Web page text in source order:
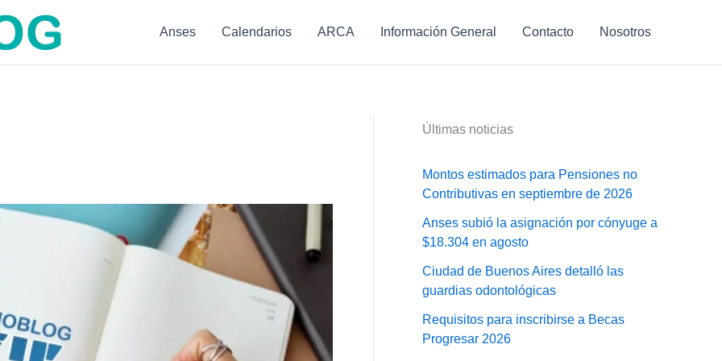
Anses Calendarios ARCA Información General Contacto Nosotros
Últimas noticias
Montos estimados para Pensiones no
Contributivas en septiembre de 2026
Anses subió la asignación por cónyuge a
$18.304 en agosto
Ciudad de Buenos Aires detalló las
guardias odontológicas
Requisitos para inscribirse a Becas
Progresar 2026